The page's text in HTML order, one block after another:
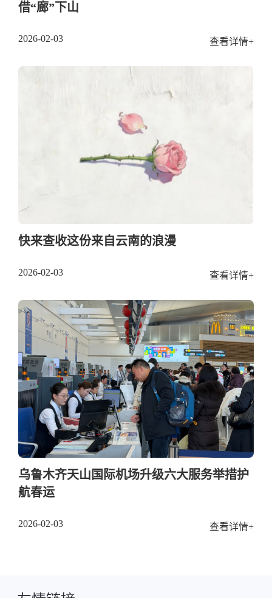
借“廊”下山
2026-02-03 查看详情+
快来查收这份来自云南的浪漫
2026-02-03 查看详情+
乌鲁木齐天山国际机场升级六大服务举措护
航春运
2026-02-03 查看详情+